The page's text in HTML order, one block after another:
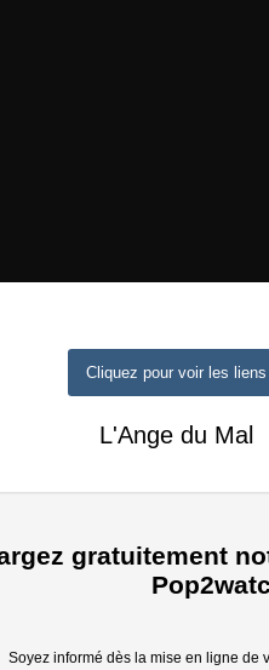
Cliquez pour voir les liens
L'Ange du Mal
gratuitement
Soyez informé dès la mise en ligne de